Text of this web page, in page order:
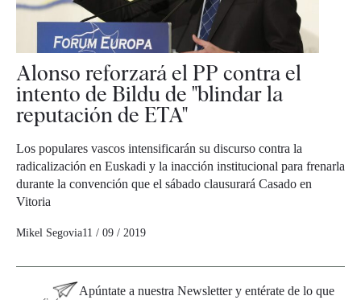
Alonso reforzará el PP contra el
intento de Bildu de "blindar la
reputación de ETA"
Los populares vascos intensificarán su discurso contra la
radicalización en Euskadi y la inacción institucional para frenarla
durante la convención que el sábado clausurará Casado en
Vitoria
Mikel Segovia11 / 09 / 2019
Apúntate a nuestra Newsletter y entérate de lo que